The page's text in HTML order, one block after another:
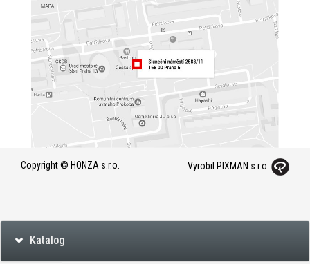
Copyright © HONZA s.r.o. Vyrobil PIXMAN s.r.o.
Katalog